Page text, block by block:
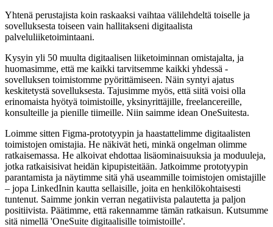
Yhtenä perustajista koin raskaaksi vaihtaa välilehdeltä toiselle ja
sovelluksesta toiseen vain hallitakseni digitaalista
palveluliiketoimintaani.
Kysyin yli 50 muulta digitaalisen liiketoiminnan omistajalta, ja
huomasimme, että me kaikki tarvitsemme kaikki yhdessä -
sovelluksen toimistomme pyörittämiseen. Näin syntyi ajatus
keskitetystä sovelluksesta. Tajusimme myös, että siitä voisi olla
erinomaista hyötyä toimistoille, yksinyrittäjille, freelancereille,
konsulteille ja pienille tiimeille. Niin saimme idean OneSuitesta.
Loimme sitten Figma-prototyypin ja haastattelimme digitaalisten
toimistojen omistajia. He näkivät heti, minkä ongelman olimme
ratkaisemassa. He alkoivat ehdottaa lisäominaisuuksia ja moduuleja,
jotka ratkaisisivat heidän kipupisteitään. Jatkoimme prototyypin
parantamista ja näytimme sitä yhä useammille toimistojen omistajille
– jopa LinkedInin kautta sellaisille, joita en henkilökohtaisesti
tuntenut. Saimme jonkin verran negatiivista palautetta ja paljon
positiivista. Päätimme, että rakennamme tämän ratkaisun. Kutsumme
sitä nimellä 'OneSuite digitaalisille toimistoille'.